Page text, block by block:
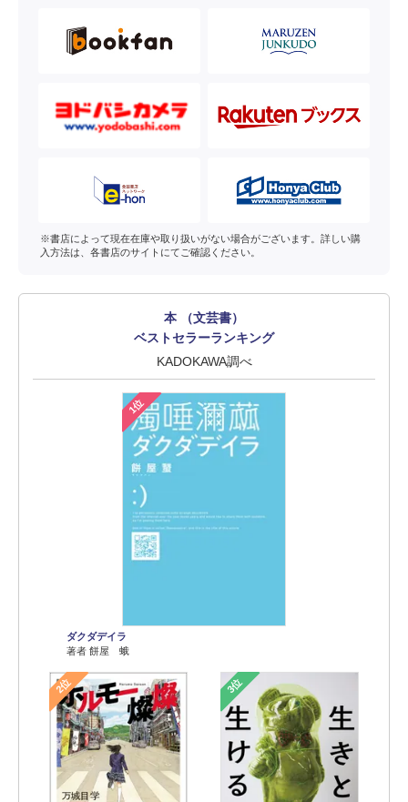
※書店によって現在在庫や取り扱いがない場合がございます。詳しい購
入方法は、各書店のサイトにてご確認ください。
本 （文芸書）
ベストセラーランキング
KADOKAWA調べ
1位
ダクダデイラ
著者 餅屋 蛾
2位 3位